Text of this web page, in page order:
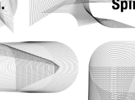
福岡ワンビル
Café
Performance&Event
アートプロジェクト・コーデ